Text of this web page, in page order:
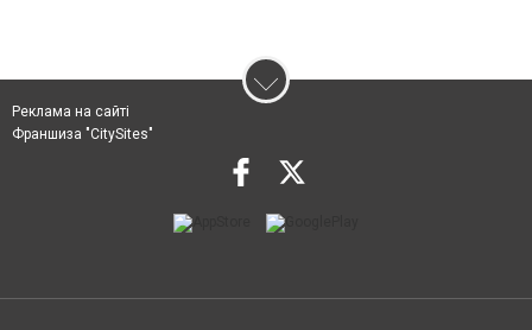
Реклама на сайті
Франшиза "CitySites"